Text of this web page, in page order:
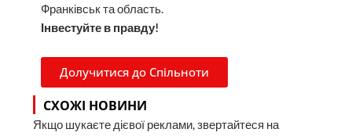
Франківськ та область.
Інвестуйте в правду!
Долучитися до Спільноти
СХОЖІ НОВИНИ
Якщо шукаєте дієвої реклами, звертайтеся на